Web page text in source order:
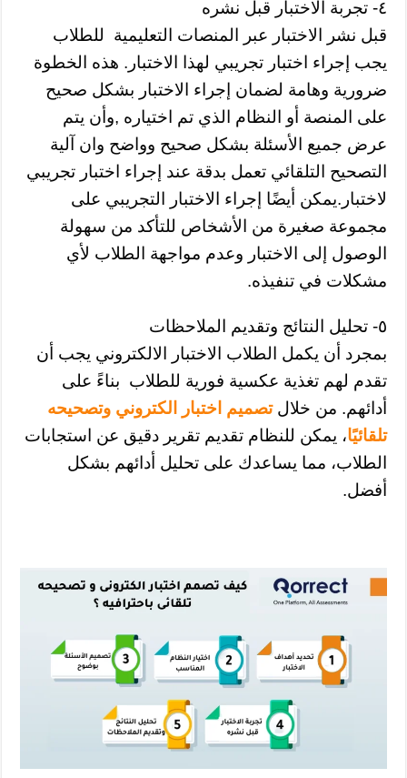
٤- تجربة الاختبار قبل نشره
قبل نشر الاختبار عبر المنصات التعليمية للطلاب
يجب إجراء اختبار تجريبي لهذا الاختبار. هذه الخطوة
ضرورية وهامة لضمان إجراء الاختبار بشكل صحيح
على المنصة أو النظام الذي تم اختياره ,وأن يتم
عرض جميع الأسئلة بشكل صحيح وواضح وان آلية
التصحيح التلقائي تعمل بدقة عند إجراء اختبار تجريبي
لاختبار.يمكن أيضًا إجراء الاختبار التجريبي على
مجموعة صغيرة من الأشخاص للتأكد من سهولة
الوصول إلى الاختبار وعدم مواجهة الطلاب لأي
مشكلات في تنفيذه.
٥- تحليل النتائج وتقديم الملاحظات
بمجرد أن يكمل الطلاب الاختبار الالكتروني يجب أن
تقدم لهم تغذية عكسية فورية للطلاب بناءً على
أدائهم. من خلال تصميم اختبار الكتروني وتصحيحه
تلقائيًا، يمكن للنظام تقديم تقرير دقيق عن استجابات
الطلاب، مما يساعدك على تحليل أدائهم بشكل
أفضل.